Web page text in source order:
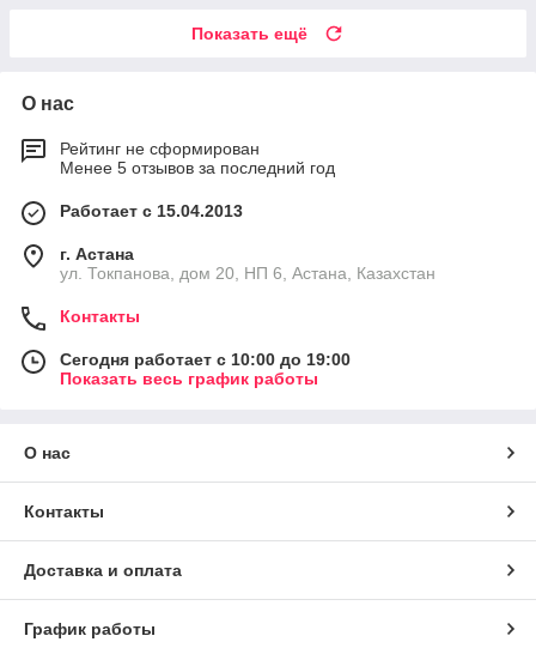
Показать ещё
О нас
Рейтинг не сформирован
Менее 5 отзывов за последний год
Работает с 15.04.2013
г. Астана
ул. Токпанова, дом 20, НП 6, Астана, Казахстан
Контакты
Сегодня работает с 10:00 до 19:00
Показать весь график работы
О нас
Контакты
Доставка и оплата
График работы